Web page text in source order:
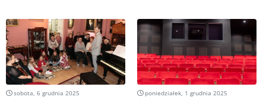
sobota, 6 grudnia 2025 poniedziałek, 1 grudnia 2025